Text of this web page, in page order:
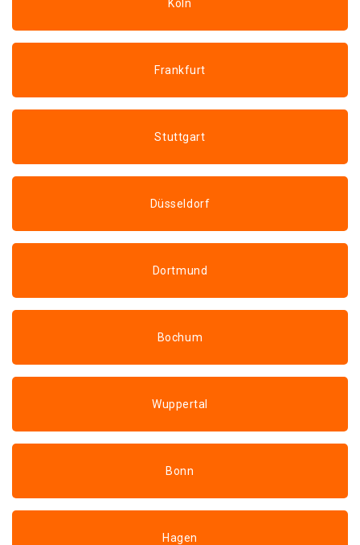
Köln
Frankfurt
Stuttgart
Düsseldorf
Dortmund
Bochum
Wuppertal
Bonn
Hagen